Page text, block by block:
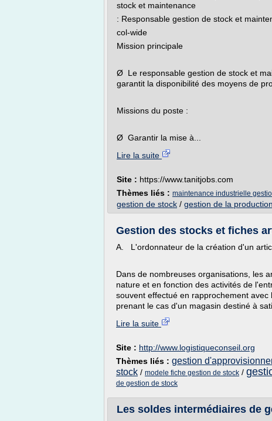
stock et maintenance
: Responsable gestion de stock et
col-wide
Mission principale
Ø Le responsable gestion de stock et
garantit la disponibilité des moyens de
Missions du poste :
Ø Garantir la mise à...
Lire la suite
Site : https://www.tanitjobs.com
Thèmes liés : maintenance industrielle
gestion de stock / gestion de la
Gestion des stocks et fiches
A. L'ordonnateur de la création d'un
Dans de nombreuses organisations, les
nature et en fonction des activités de
souvent effectué en rapprochement
prenant le cas d'un magasin destiné à
Lire la suite
Site : http://www.logistiqueconseil.org
Thèmes liés : gestion
stock / modele fiche gestion de stock /
de gestion de stock
Les soldes intermédiaires de